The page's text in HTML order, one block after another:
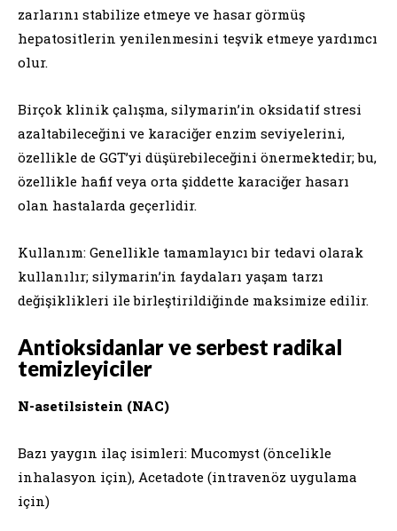
zarlarını stabilize etmeye ve hasar görmüş
hepatositlerin yenilenmesini teşvik etmeye yardımcı
olur.
Birçok klinik çalışma, silymarin’in oksidatif stresi
azaltabileceğini ve karaciğer enzim seviyelerini,
özellikle de GGT’yi düşürebileceğini önermektedir; bu,
özellikle hafif veya orta şiddette karaciğer hasarı
olan hastalarda geçerlidir.
Kullanım: Genellikle tamamlayıcı bir tedavi olarak
kullanılır; silymarin’in faydaları yaşam tarzı
değişiklikleri ile birleştirildiğinde maksimize edilir.
Antioksidanlar ve serbest radikal
temizleyiciler
N-asetilsistein (NAC)
Bazı yaygın ilaç isimleri: Mucomyst (öncelikle
inhalasyon için), Acetadote (intravenöz uygulama
için)